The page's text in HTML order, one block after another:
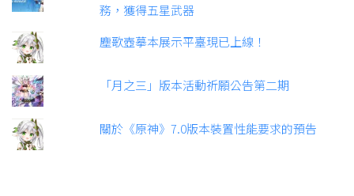
務，獲得五星武器
塵歌壺摹本展示平臺現已上線！
「月之三」版本活動祈願公告第二期
關於《原神》7.0版本裝置性能要求的預告